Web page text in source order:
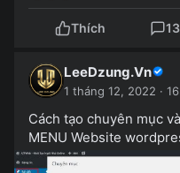
Thích
LeeDzung.Vn
1 tháng 12, 2022 ·
Cách tạo chuyên mục
MENU Website